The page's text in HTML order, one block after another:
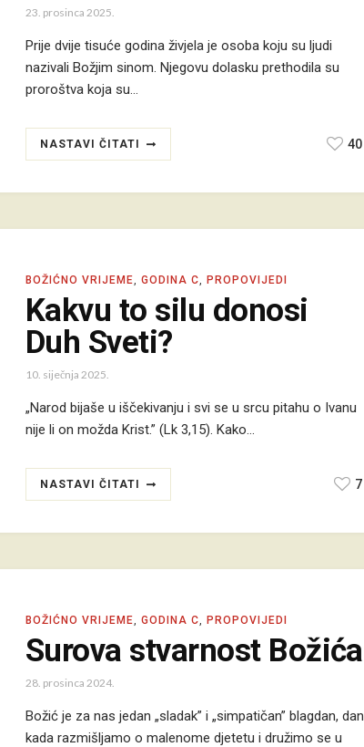
23. prosinca 2025.
Prije dvije tisuće godina živjela je osoba koju su ljudi
nazivali Božjim sinom. Njegovu dolasku prethodila su
proroštva koja su…
NASTAVI ČITATI 40
BOŽIĆNO VRIJEME, GODINA C, PROPOVIJEDI
Kakvu to silu donosi
Duh Sveti?
10. siječnja 2025.
„Narod bijaše u iščekivanju i svi se u srcu pitahu o Ivanu
nije li on možda Krist.” (Lk 3,15). Kako…
NASTAVI ČITATI 7
BOŽIĆNO VRIJEME, GODINA C, PROPOVIJEDI
Surova stvarnost Božića
28. prosinca 2024.
Božić je za nas jedan „sladak” i „simpatičan” blagdan, dan
kada razmišljamo o malenome djetetu i družimo se u